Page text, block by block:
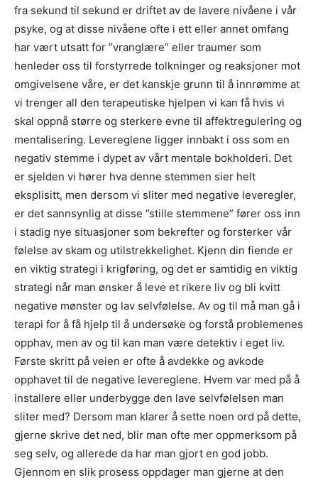
fra sekund til sekund er driftet av de lavere nivåene i vår
psyke, og at disse nivåene ofte i ett eller annet omfang
har vært utsatt for ”vranglære” eller traumer som
henleder oss til forstyrrede tolkninger og reaksjoner mot
omgivelsene våre, er det kanskje grunn til å innrømme at
vi trenger all den terapeutiske hjelpen vi kan få hvis vi
skal oppnå større og sterkere evne til affektregulering og
mentalisering. Levereglene ligger innbakt i oss som en
negativ stemme i dypet av vårt mentale bokholderi. Det
er sjelden vi hører hva denne stemmen sier helt
eksplisitt, men dersom vi sliter med negative leveregler,
er det sannsynlig at disse ”stille stemmene” fører oss inn
i stadig nye situasjoner som bekrefter og forsterker vår
følelse av skam og utilstrekkelighet. Kjenn din fiende er
en viktig strategi i krigføring, og det er samtidig en viktig
strategi når man ønsker å leve et rikere liv og bli kvitt
negative mønster og lav selvfølelse. Av og til må man gå i
terapi for å få hjelp til å undersøke og forstå problemenes
opphav, men av og til kan man være detektiv i eget liv.
Første skritt på veien er ofte å avdekke og avkode
opphavet til de negative levereglene. Hvem var med på å
installere eller underbygge den lave selvfølelsen man
sliter med? Dersom man klarer å sette noen ord på dette,
gjerne skrive det ned, blir man ofte mer oppmerksom på
seg selv, og allerede da har man gjort en god jobb.
Gjennom en slik prosess oppdager man gjerne at den